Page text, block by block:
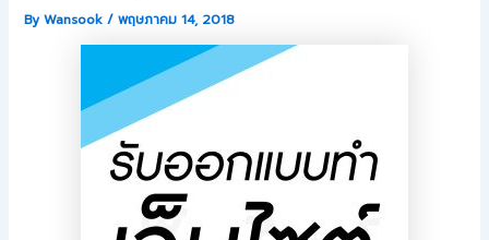
ByWansook/พฤษภาคม 14, 2018